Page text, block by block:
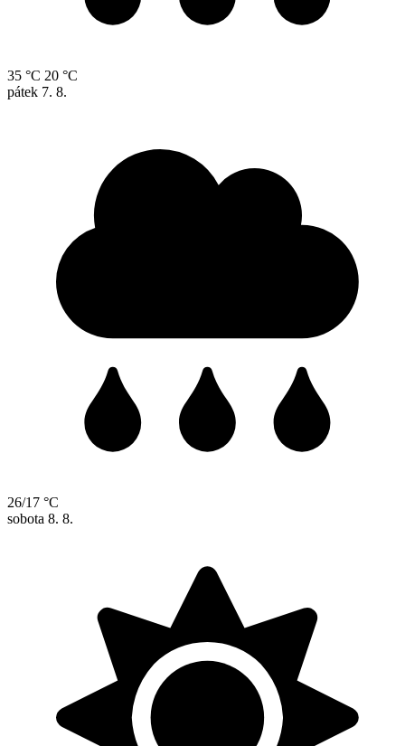
35 °C 20 °C
pátek 7. 8.
26/17 °C
sobota 8. 8.